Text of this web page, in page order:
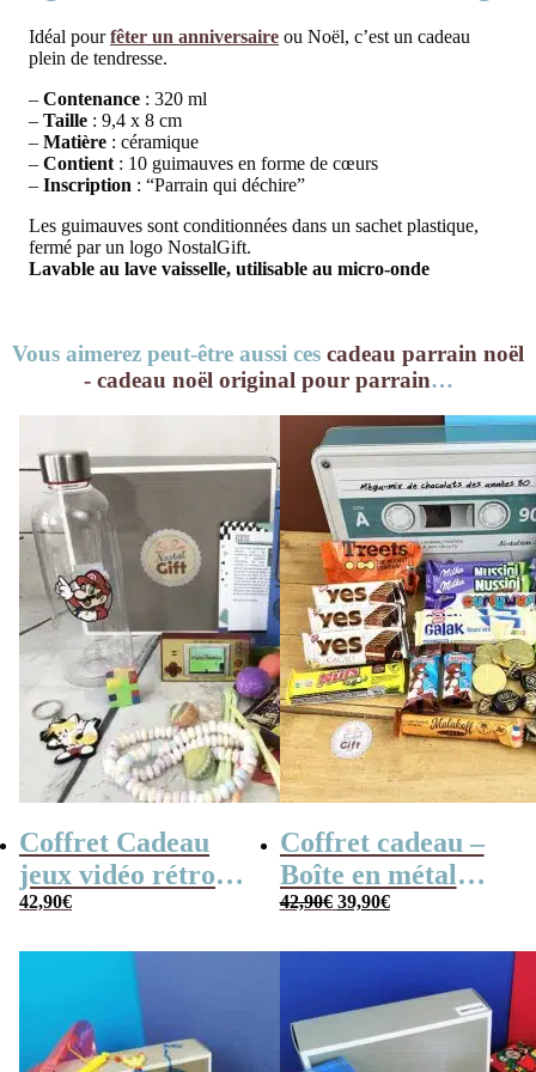
Idéal pourfêter un anniversaire ou Noël, c’est un cadeau
plein de tendresse.
– Contenance : 320 ml
– Taille : 9,4 x 8 cm
– Matière : céramique
– Contient : 10 guimauves en forme de cœurs
– Inscription : “Parrain qui déchire”
Les guimauves sont conditionnées dans un sachet plastique,
fermé par un logo NostalGift.
Lavable au lave vaisselle, utilisable au micro-onde
Vous aimerez peut-être aussi ces cadeau parrain noël
- cadeau noël original pour parrain…
Coffret Cadeau
jeux vidéo rétro
(avec sa console de
42,90€
Coffret cadeau –
Boîte en métal
cassette –
coffret chocolat
original
42,90€ Le
prix
42,90€.
39,90€Le
prix
39,90€.